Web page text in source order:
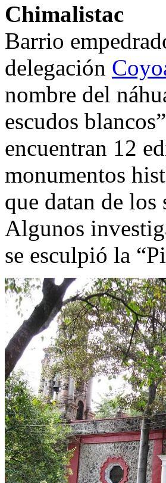
Chimalistac
Barrio
delegación
nombre del
escudos blancos”
encuentran 12
monumentos
que datan de
Algunos
se esculpió la